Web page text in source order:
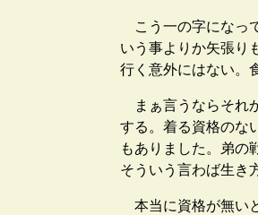
こう一の字になっ
いう事よりか矢張り
行く意外にはない。
まぁ言うならそれ
する。着る資格のな
もありました。弟の
そういう言わば生き
本当に資格が無い